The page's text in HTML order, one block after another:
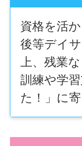
資格を活
後等デイ
上、残業
訓練や学
た！」に